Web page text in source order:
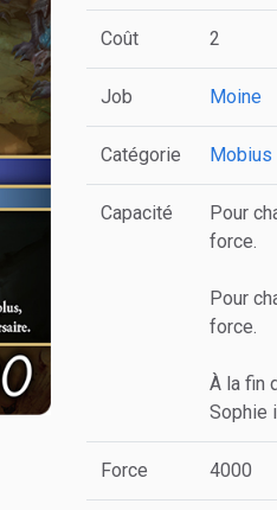
Coût 2
Job Moine
Catégorie Mobius
Capacité
Pour
force.
Pour
force.
À la fin
Sophie
Force 4000